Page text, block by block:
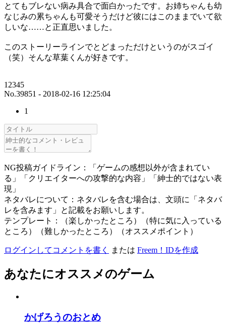
とてもブレない病み具合で面白かったです。お姉ちゃんも幼
なじみの累ちゃんも可愛そうだけど彼にはこのままでいて欲
しいな……と正直思いました。
このストーリーラインでとどまっただけというのがスゴイ
（笑）そんな草葉くんが好きです。
12345
No.39851 - 2018-02-16 12:25:04
1
NG投稿ガイドライン：「ゲームの感想以外が含まれてい
る」「クリエイターへの攻撃的な内容」「紳士的ではない表
現」
ネタバレについて：ネタバレを含む場合は、文頭に「ネタバ
レを含みます」と記載をお願いします。
テンプレート：（楽しかったところ）（特に気に入っている
ところ）（難しかったところ）（オススメポイント）
ログインしてコメントを書く または Freem！IDを作成
あなたにオススメのゲーム
かげろうのおとめ